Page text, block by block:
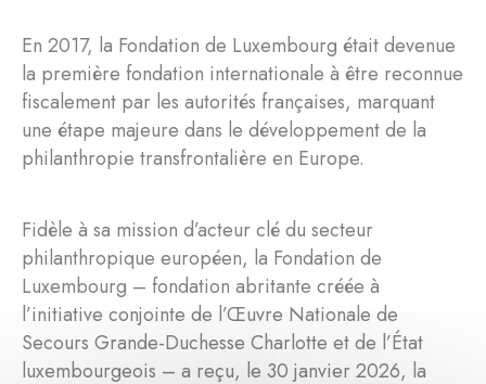
En 2017, la Fondation de Luxembourg était devenue
la première fondation internationale à être reconnue
fiscalement par les autorités françaises, marquant
une étape majeure dans le développement de la
philanthropie transfrontalière en Europe.
Fidèle à sa mission d’acteur clé du secteur
philanthropique européen, la Fondation de
Luxembourg – fondation abritante créée à
l’initiative conjointe de l’Œuvre Nationale de
Secours Grande-Duchesse Charlotte et de l’État
luxembourgeois – a reçu, le 30 janvier 2026, la